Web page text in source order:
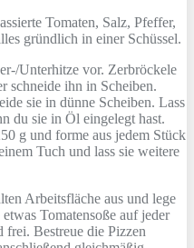
Tomaten, Salz, Pfeffer,
gründlich in einer Schüssel.
Unterhitze vor. Zerbröckele
schneide ihn in Scheiben.
sie in dünne Scheiben. Lass
du sie in Öl eingelegt hast.
g und forme aus jedem Stück
Tuch und lass sie weitere
Arbeitsfläche aus und lege
Tomatensoße auf jeder
frei. Bestreue die Pizzen